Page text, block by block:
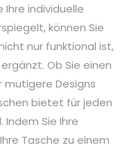
Ihre individuelle
können Sie
nur funktional ist,
Ob Sie einen
mutigere Designs
bietet für jeden
Sie Ihre
Tasche zu einem